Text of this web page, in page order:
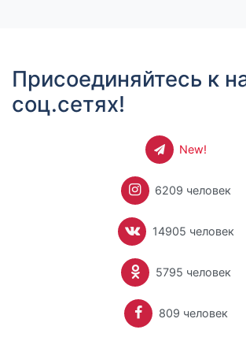
Присоединяйтесь к
соц.сетях!
New!
6209 человек
14905 человек
5795 человек
809 человек